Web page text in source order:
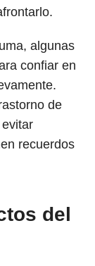
algunas
confiar en
de
recuerdos
del